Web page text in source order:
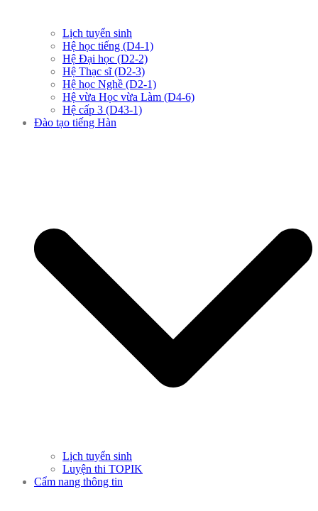
Lịch tuyển sinh
Hệ học tiếng (D4-1)
Hệ Đại học (D2-2)
Hệ Thạc sĩ (D2-3)
Hệ học Nghề (D2-1)
Hệ vừa Học vừa Làm (D4-6)
Hệ cấp 3 (D43-1)
Đào tạo tiếng Hàn
Lịch tuyển sinh
Luyện thi TOPIK
Cẩm nang thông tin